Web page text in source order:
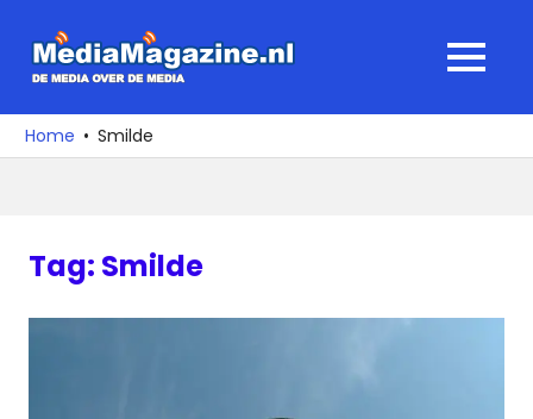
naar
media
over
MENU
Home Smilde
Tag: Smilde